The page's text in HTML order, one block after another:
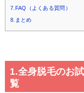
7.FAQ（よくある質問）
8.まとめ
1.全身脱毛のお
覧